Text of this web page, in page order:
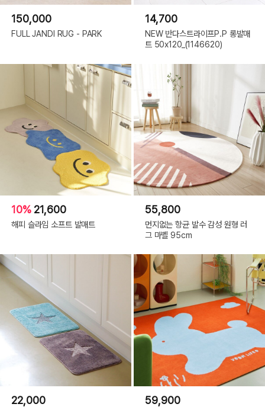
150,000
FULL JANDI RUG - PARK
14,700
NEW 반다스트라이프P.P 롱발매
트 50x120_(1146620)
10% 21,600
해피 슬라임 소프트 발매트
55,800
먼지없는 항균 발수 감성 원형 러
그 마벨 95cm
22,000 59,900